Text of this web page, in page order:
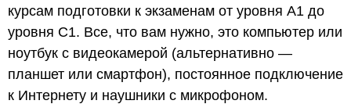
курсам подготовки к экзаменам от уровня А1 до
уровня С1. Все, что вам нужно, это компьютер или
ноутбук с видеокамерой (альтернативно —
планшет или смартфон), постоянное подключение
к Интернету и наушники с микрофоном.